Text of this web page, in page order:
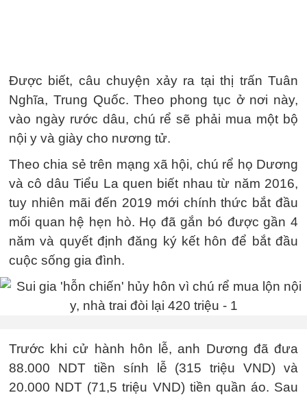
Được biết, câu chuyện xảy ra tại thị trấn Tuân
Nghĩa, Trung Quốc. Theo phong tục ở nơi này,
vào ngày rước dâu, chú rể sẽ phải mua một bộ
nội y và giày cho nương tử.
Theo chia sẻ trên mạng xã hội, chú rể họ Dương
và cô dâu Tiểu La quen biết nhau từ năm 2016,
tuy nhiên mãi đến 2019 mới chính thức bắt đầu
mối quan hệ hẹn hò. Họ đã gắn bó được gần 4
năm và quyết định đăng ký kết hôn để bắt đầu
cuộc sống gia đình.
Trước khi cử hành hôn lễ, anh Dương đã đưa
88.000 NDT tiền sính lễ (315 triệu VND) và
20.000 NDT (71,5 triệu VND) tiền quần áo. Sau